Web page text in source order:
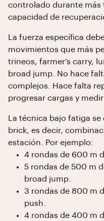
controlado durante más
capacidad de
La fuerza específica
movimientos que más
trineos, farmer’s carry,
broad jump. No hace
complejos. Hace falta
progresar cargas y
La técnica bajo fatiga
brick, es decir,
estación. Por ejemplo:
4 rondas de 600 m
5 rondas de 500 m
broad jump.
3 rondas de 800 m
push.
4 rondas de 400 m